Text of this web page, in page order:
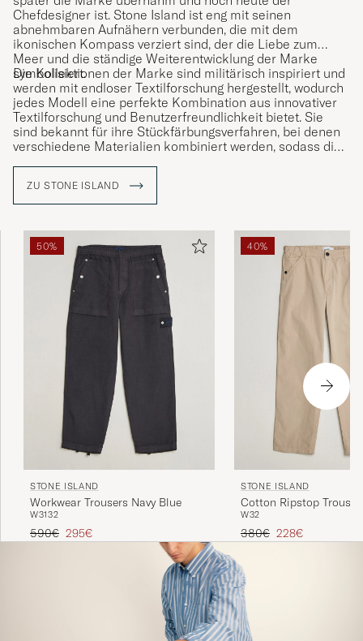
Chefdesigner ist. Stone Island ist eng mit seinen
abnehmbaren Aufnähern verbunden, die mit dem
ikonischen Kompass verziert sind, der die Liebe zum
Meer und die ständige Weiterentwicklung der Marke
symbolisiert.
Die Kollektionen der Marke sind militärisch inspiriert und
werden mit endloser Textilforschung hergestellt, wodurch
jedes Modell eine perfekte Kombination aus innovativer
Textilforschung und Benutzerfreundlichkeit bietet. Sie
sind bekannt für ihre Stückfärbungsverfahren, bei denen
verschiedene Materialien kombiniert werden, sodass die
ZU STONE ISLAND
50%
STONE ISLAND
Workwear Trousers Navy Blue
W3132
Regulärer Preis
590€ Reduzierter Preis
295€
40%
STONE ISLAND
Cotton Ripstop
W32
Regulärer Preis
380€ Reduzierter Preis
228€